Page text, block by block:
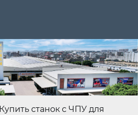
Купить станок с ЧПУ для